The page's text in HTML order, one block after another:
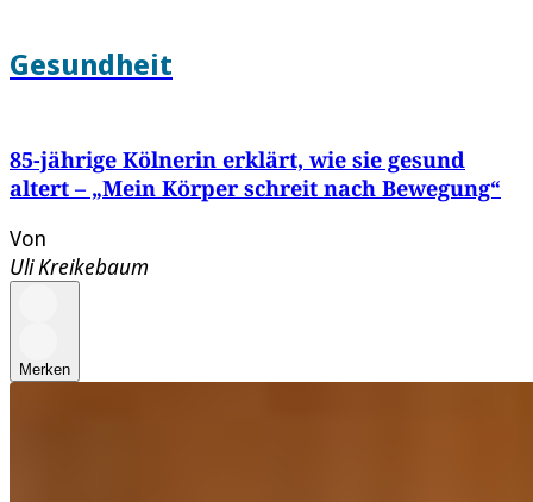
Gesundheit
85-jährige Kölnerin erklärt, wie sie gesund
altert – „Mein Körper schreit nach Bewegung“
Von
Uli Kreikebaum
Merken